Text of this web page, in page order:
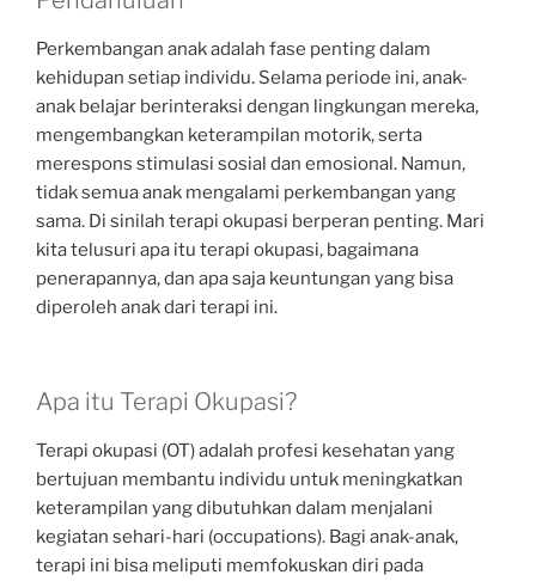
Perkembangan anak adalah fase penting dalam
kehidupan setiap individu. Selama periode ini, anak-
anak belajar berinteraksi dengan lingkungan mereka,
mengembangkan keterampilan motorik, serta
merespons stimulasi sosial dan emosional. Namun,
tidak semua anak mengalami perkembangan yang
sama. Di sinilah terapi okupasi berperan penting. Mari
kita telusuri apa itu terapi okupasi, bagaimana
penerapannya, dan apa saja keuntungan yang bisa
diperoleh anak dari terapi ini.
Apa itu Terapi Okupasi?
Terapi okupasi (OT) adalah profesi kesehatan yang
bertujuan membantu individu untuk meningkatkan
keterampilan yang dibutuhkan dalam menjalani
kegiatan sehari-hari (occupations). Bagi anak-anak,
terapi ini bisa meliputi memfokuskan diri pada